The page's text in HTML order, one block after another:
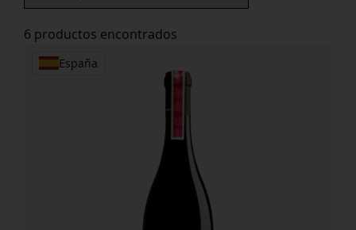
6 productos encontrados
España